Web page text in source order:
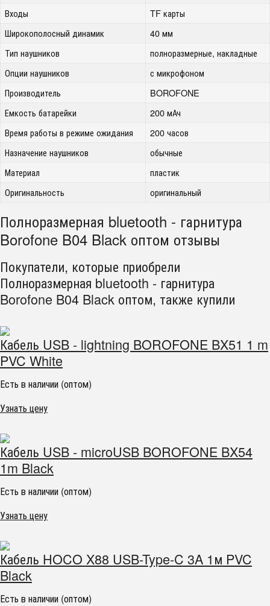
Входы
TF карты
Широкополосный динамик
40 мм
Тип наушников
полноразмерные, накладные
Опции наушников
с микрофоном
Производитель
BOROFONE
Емкость батарейки
200 мАч
Время работы в режиме ожидания
200 часов
Назначение наушников
обычные
Материал
пластик
Оригинальность
оригинальный
Полноразмерная bluetooth - гарнитура
Borofone B04 Black оптом отзывы
Покупатели, которые приобрели
Полноразмерная bluetooth - гарнитура
Borofone B04 Black оптом, также купили
Кабель USB - lightning BOROFONE BX51 1 m
PVC White
Есть в наличии (оптом)
Узнать цену
Кабель USB - microUSB BOROFONE BX54
1m Black
Есть в наличии (оптом)
Узнать цену
Кабель HOCO X88 USB-Type-C 3A 1м PVC
Black
Есть в наличии (оптом)